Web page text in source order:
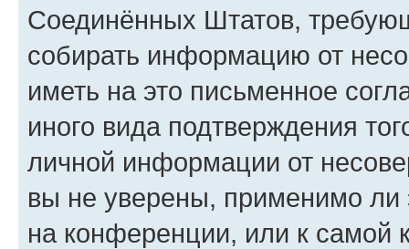
Соединённых Штатов,
собирать информацию от
иметь на это письменное
иного вида подтверждения
личной информации от
вы не уверены, применимо ли
на конференции, или к самой